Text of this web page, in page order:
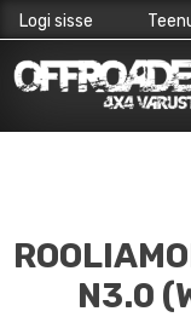
to
Logi sisse
N3.0